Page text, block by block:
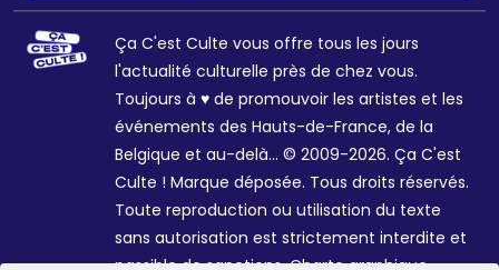
Ça C'est Culte vous offre tous les jours
l'actualité culturelle près de chez vous.
Toujours à ♥ de promouvoir les artistes et les
événements des Hauts-de-France, de la
Belgique et au-delà... © 2009-2026. Ça C'est
Culte ! Marque déposée. Tous droits réservés.
Toute reproduction ou utilisation du texte
sans autorisation est strictement interdite et
passible de sanctions. Charte graphique